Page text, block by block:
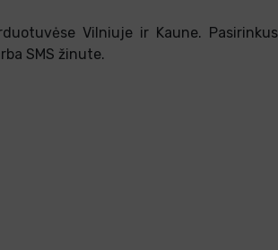
Vilniuje ir Kaune.
SMS žinute.